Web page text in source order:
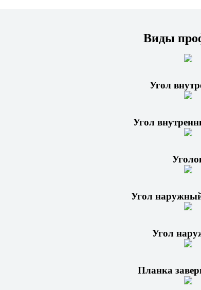
Виды
Угол
Угол
Угол
Угол
Планка